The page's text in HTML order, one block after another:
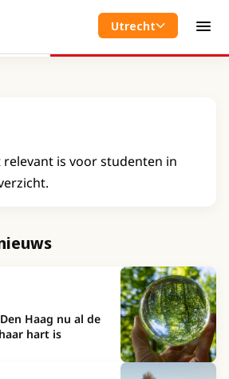
Utrecht
is voor studenten in
Haag nu al de
hart is